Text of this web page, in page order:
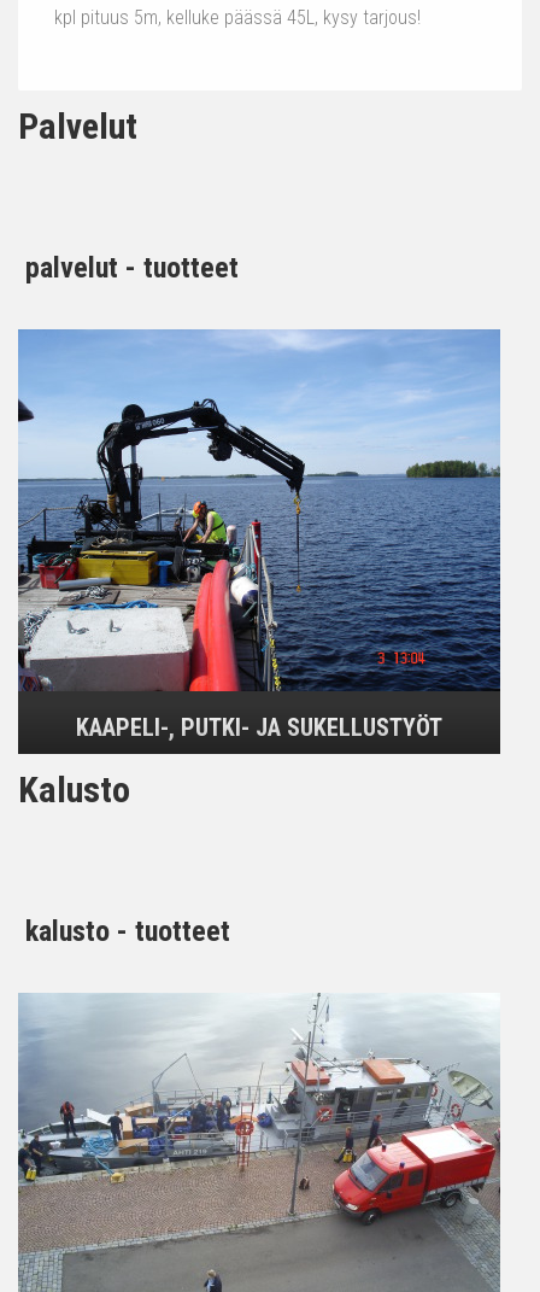
kpl pituus 5m, kelluke päässä 45L, kysy tarjous!
Palvelut
palvelut - tuotteet
KAAPELI-, PUTKI- JA SUKELLUSTYÖT
Kalusto
kalusto - tuotteet